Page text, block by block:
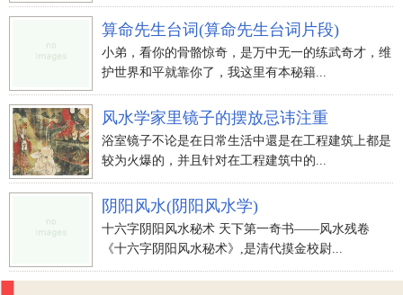
算命先生台词(算命先生台词片段)
小弟，看你的骨骼惊奇，是万中无一的练武奇才，维
护世界和平就靠你了，我这里有本秘籍...
风水学家里镜子的摆放忌讳注重
浴室镜子不论是在日常生活中還是在工程建筑上都是
较为火爆的，并且针对在工程建筑中的...
阴阳风水(阴阳风水学)
十六字阴阳风水秘术 天下第一奇书——风水残卷
《十六字阴阳风水秘术》,是清代摸金校尉...